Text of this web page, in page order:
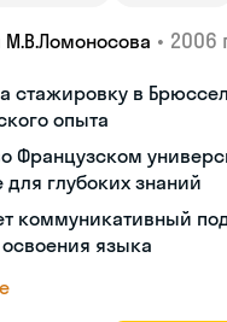
• 2006
стажировку в
опыта
Французском
глубоких знаний
коммуникативный
языка